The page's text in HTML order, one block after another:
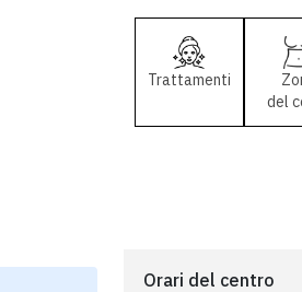
Trattamenti
del
Orari del centro